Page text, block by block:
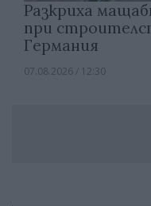
Разкриха
при
Германия
07.08.2026 / 12:30